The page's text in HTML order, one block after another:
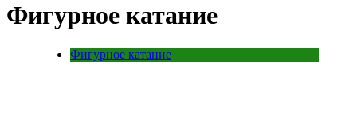
Фигурное катание
Фигурное катание